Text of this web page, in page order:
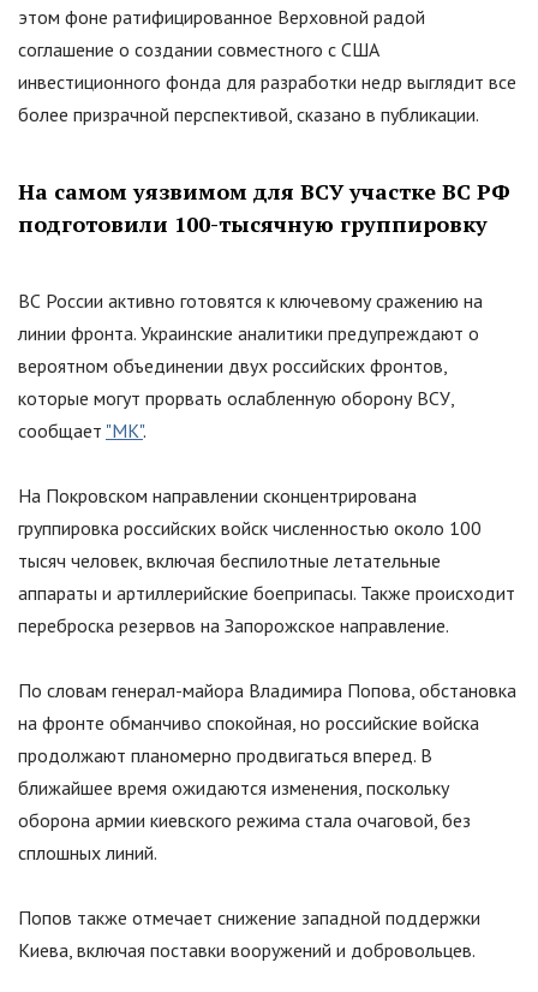
этом фоне ратифицированное Верховной радой
соглашение о создании совместного с США
инвестиционного фонда для разработки недр выглядит все
более призрачной перспективой, сказано в публикации.
На самом уязвимом для ВСУ участке ВС РФ
подготовили 100-тысячную группировку
ВС России активно готовятся к ключевому сражению на
линии фронта. Украинские аналитики предупреждают о
вероятном объединении двух российских фронтов,
которые могут прорвать ослабленную оборону ВСУ,
сообщает "МК".
На Покровском направлении сконцентрирована
группировка российских войск численностью около 100
тысяч человек, включая беспилотные летательные
аппараты и артиллерийские боеприпасы. Также происходит
переброска резервов на Запорожское направление.
По словам генерал-майора Владимира Попова, обстановка
на фронте обманчиво спокойная, но российские войска
продолжают планомерно продвигаться вперед. В
ближайшее время ожидаются изменения, поскольку
оборона армии киевского режима стала очаговой, без
сплошных линий.
Попов также отмечает снижение западной поддержки
Киева, включая поставки вооружений и добровольцев.